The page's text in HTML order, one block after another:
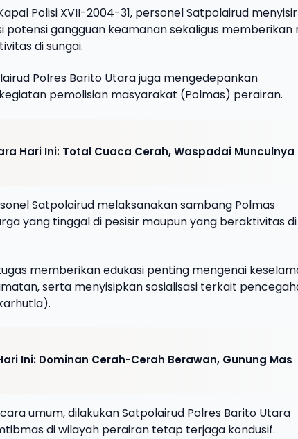
Polisi XVII-2004-31, personel Satpolairud
potensi gangguan keamanan sekaligus memberikan
di sungai.
Polres Barito Utara juga mengedepankan
pemolisian masyarakat (Polmas) perairan.
Hari Ini: Total Cuaca Cerah, Waspadai Munculnya
Satpolairud melaksanakan sambang Polmas
yang tinggal di pesisir maupun yang beraktivitas di
memberikan edukasi penting mengenai
serta menyisipkan sosialisasi terkait
Ini: Dominan Cerah-Cerah Berawan, Gunung Mas
umum, dilakukan Satpolairud Polres Barito Utara
di wilayah perairan tetap terjaga kondusif.